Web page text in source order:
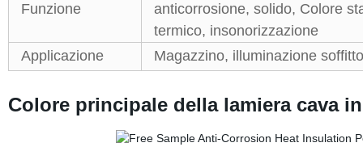
Funzione
anticorrosione, solido, Colore
termico, insonorizzazione
Applicazione
Magazzino, illuminazione
Colore principaledella lamiera cava